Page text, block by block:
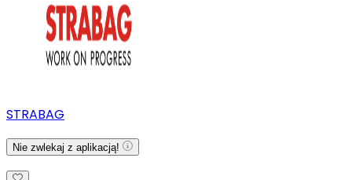
STRABAG
Nie zwlekaj z aplikacją!